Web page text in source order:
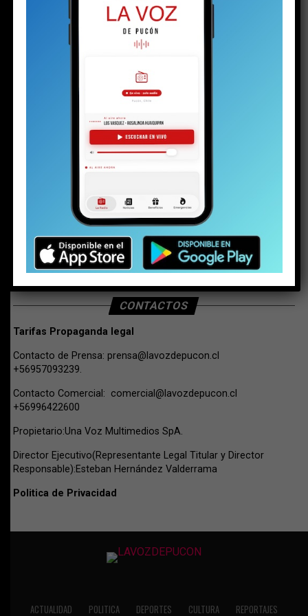
BUSCAR
CONTACTOS
Tarifas Propaganda legal
Contacto de Prensa: prensa@lavozdepucon.cl
+56957093239.
Contacto Comercial: comercial@lavozdepucon.cl
+56996422600
Propietario:Una Voz Multimedios SpA.
Director Ejecutivo(Representante Legal Titular y Director
Responsable):Esteban Hernández Valderrama
Politica de Privacidad
ACTUALIDAD POLITICA DEPORTES CULTURA REPORTAJES